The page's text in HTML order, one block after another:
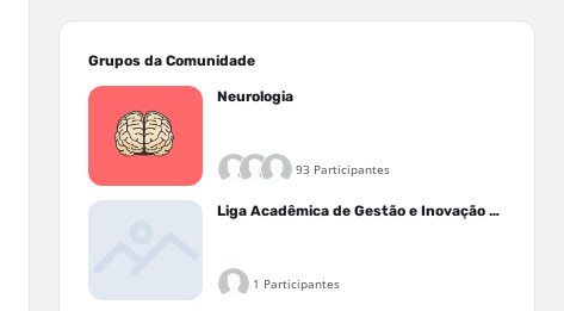
Grupos da Comunidade
Neurologia
93 Participantes
Liga Acadêmica de Gestão e Inovação Médica - LAGIM
1 Participantes